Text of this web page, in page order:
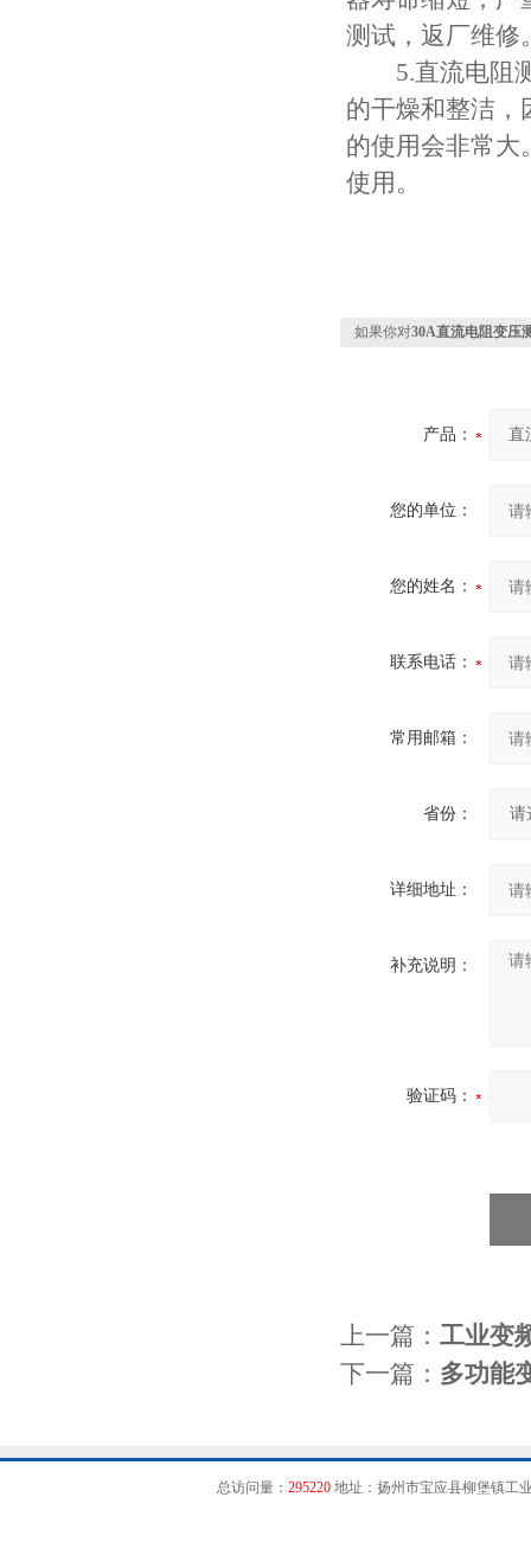
测试，返厂维修
5.直流电阻测
的干燥和整洁，
的使用会非常大
使用。
如果你对30A直流电阻变压
产品：
您的单位：
您的姓名：
联系电话：
常用邮箱：
省份：
详细地址：
补充说明：
验证码：
上一篇： 工业变
下一篇： 多功能
总访问量： 295220地址：扬州市宝应县柳堡镇工